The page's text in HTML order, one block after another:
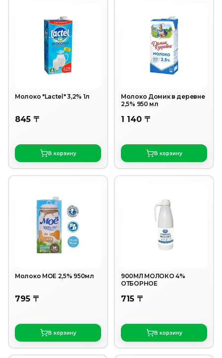
Молоко "Lactel" 3,2% 1л
845 〒
В корзину
Молоко Домик в деревне
2,5% 950 мл
1 140 〒
В корзину
Молоко МОЕ 2,5% 950мл
795 〒
В корзину
900МЛ МОЛОКО 4%
ОТБОРНОЕ
715 〒
В корзину